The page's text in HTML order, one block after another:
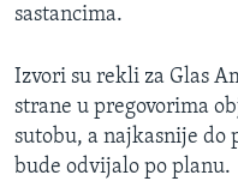
sastancima.
Izvori su rekli za Glas
strane u pregovorima
sutobu, a najkasnije do
bude odvijalo po planu.